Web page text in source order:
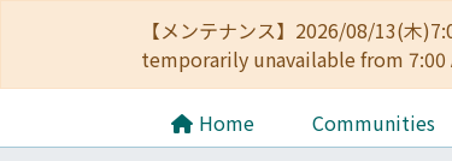
【メンテナンス】2026/08/13(木
temporarily unavailable from
Home Communities